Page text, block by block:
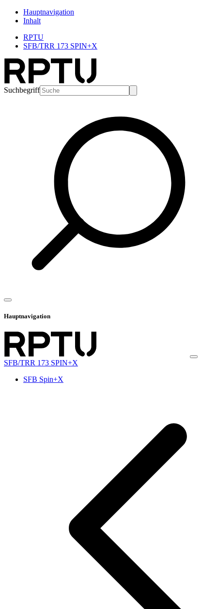
Hauptnavigation
Inhalt
RPTU
SFB/TRR 173 SPIN+X
Suchbegriff
Hauptnavigation
SFB/TRR 173 SPIN+X
SFB Spin+X